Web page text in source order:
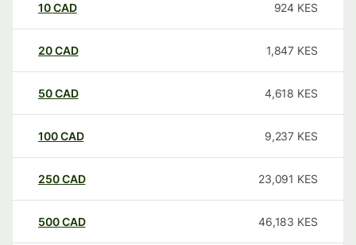
10CAD 924 KES
20CAD 1,847 KES
50CAD 4,618 KES
100CAD 9,237 KES
250CAD 23,091 KES
500CAD 46,183 KES